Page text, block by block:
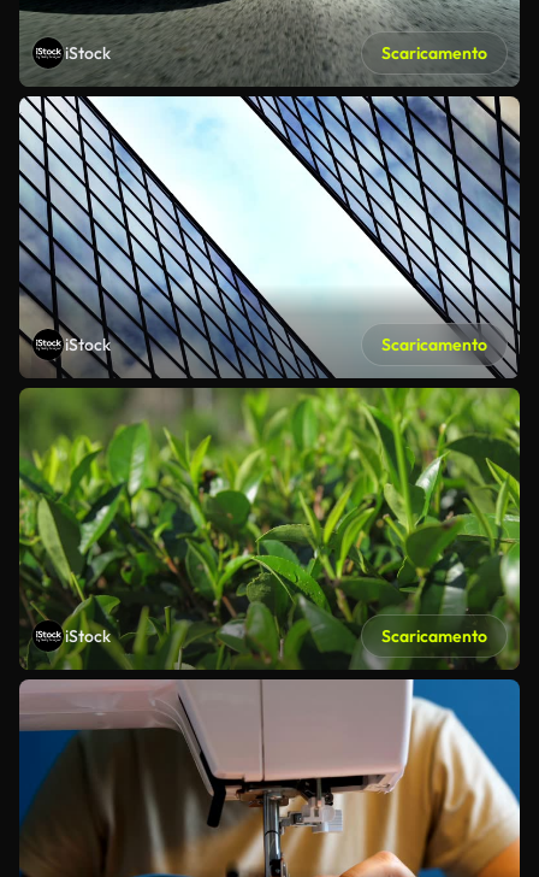
iStock Scaricamento
iStock Scaricamento
iStock Scaricamento